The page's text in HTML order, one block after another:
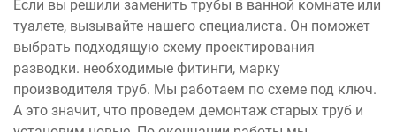
Если вы решили заменить трубы в ванной комнате или
туалете, вызывайте нашего специалиста. Он поможет
выбрать подходящую схему проектирования
разводки. необходимые фитинги, марку
производителя труб. Мы работаем по схеме под ключ.
А это значит, что проведем демонтаж старых труб и